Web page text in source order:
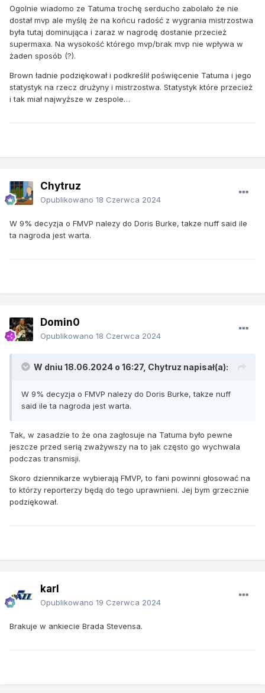
Ogolnie wiadomo ze Tatuma trochę serducho zabolało że nie
dostał mvp ale myślę że na końcu radość z wygrania mistrzostwa
była tutaj dominująca i zaraz w nagrodę dostanie przecież
supermaxa. Na wysokość którego mvp/brak mvp nie wpływa w
żaden sposób (?).
Brown ładnie podziękował i podkreślił poświęcenie Tatuma i jego
statystyk na rzecz drużyny i mistrzostwa. Statystyk które przecież
i tak miał najwyższe w zespole…
Chytruz
Opublikowano 18 Czerwca 2024
W 9% decyzja o FMVP nalezy do Doris Burke, takze nuff said ile
ta nagroda jest warta.
Domin0
Opublikowano 18 Czerwca 2024
W dniu 18.06.2024 o 16:27, Chytruz napisał(a):
W 9% decyzja o FMVP nalezy do Doris Burke, takze nuff
said ile ta nagroda jest warta.
Tak, w zasadzie to że ona zagłosuje na Tatuma było pewne
jeszcze przed serią zważywszy na to jak często go wychwala
podczas transmisji.
Skoro dziennikarze wybierają FMVP, to fani powinni głosować na
to którzy reporterzy będą do tego uprawnieni. Jej bym grzecznie
podziękował.
karl
Opublikowano 19 Czerwca 2024
Brakuje w ankiecie Brada Stevensa.